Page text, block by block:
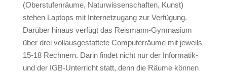
(Oberstufenräume, Naturwissenschaften, Kunst)
stehen Laptops mit Internetzugang zur Verfügung.
Darüber hinaus verfügt das Reismann-Gymnasium
über drei vollausgestattete Computerräume mit jeweils
15-18 Rechnern. Darin findet nicht nur der Informatik-
und der IGB-Unterricht statt, denn die Räume können